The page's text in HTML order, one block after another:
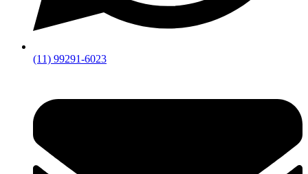
(11) 99291-6023